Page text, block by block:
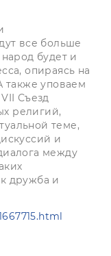
все больше
будет и
опираясь на
также уповаем
Съезд
религий,
теме,
и
между
дружба и